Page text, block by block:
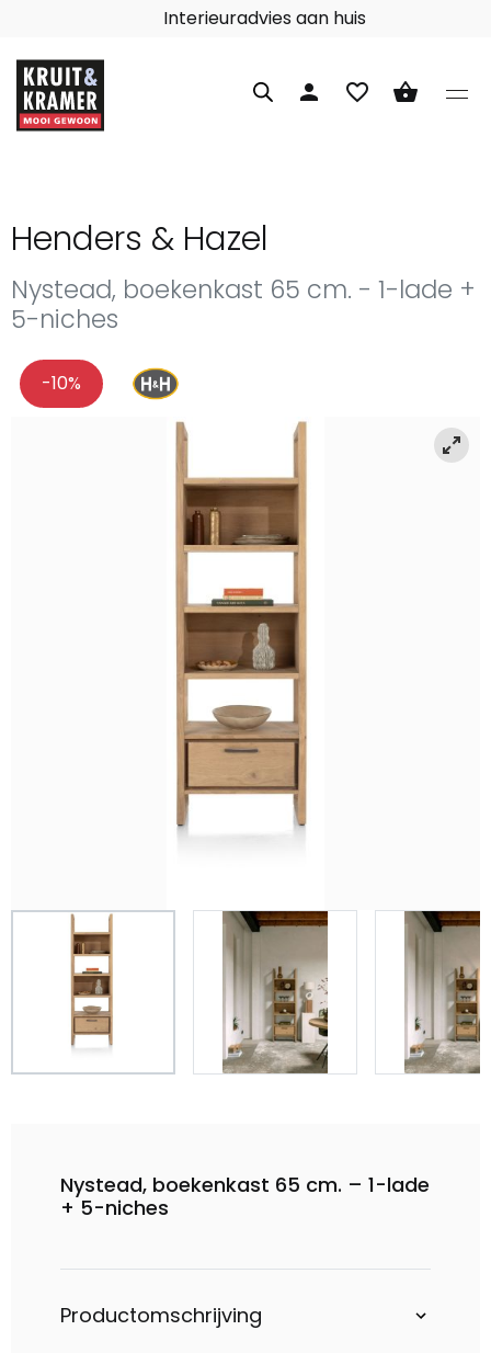
Interieuradvies aan huis
person favorite_border shopping_basket
Henders & Hazel
Nystead, boekenkast 65 cm. - 1-lade +
5-niches
-10%
Nystead, boekenkast 65 cm. – 1-lade
+ 5-niches
Productomschrijving